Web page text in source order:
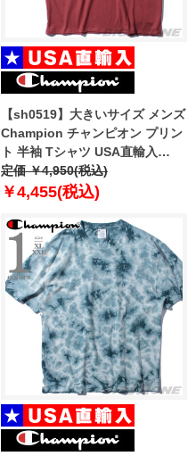
【sh0519】大きいサイズ メンズ
Champion チャンピオン プリン
ト 半袖 Tシャツ USA直輸入
gt353-y08254
定価 ￥4,950(税込)
￥4,455(税込)